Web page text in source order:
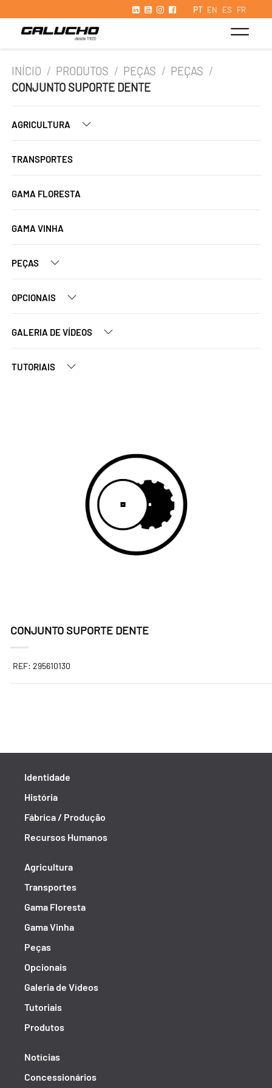
PT EN ES FR
INÍCIO / PRODUTOS / PEÇAS / PEÇAS /
CONJUNTO SUPORTE DENTE
AGRICULTURA
TRANSPORTES
GAMA FLORESTA
GAMA VINHA
PEÇAS
OPCIONAIS
GALERIA DE VÍDEOS
TUTORIAIS
CONJUNTO SUPORTE DENTE
REF: 295610130
Identidade
História
Fábrica / Produção
Recursos Humanos
Agricultura
Transportes
Gama Floresta
Gama Vinha
Peças
Opcionais
Galeria de Vídeos
Tutoriais
Produtos
Notícias
Concessionários